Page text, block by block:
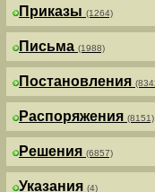
Приказы (1264)
Письма (1988)
Постановления
Распоряжения (8151)
Решения (6857)
Указания (4)